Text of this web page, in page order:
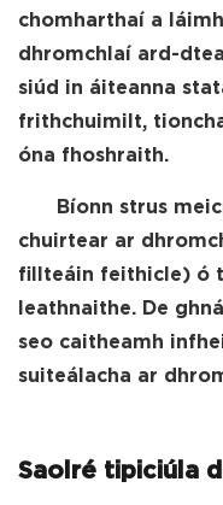
chomharthaí a
dhromchlaí ard-
siúd in áiteanna
frithchuimilt,
óna fhoshraith.
Bíonn strus
chuirtear ar
fillteáin feithicle) ó
leathnaithe. De
seo caitheamh
suiteálacha ar
Saolré tipiciúla